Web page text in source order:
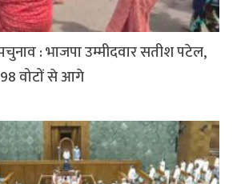
: भाजपा उम्मीदवार सतीश पटेल,
वोटों से आगे